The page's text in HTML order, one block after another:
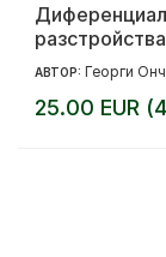
разстройства
АВТОР: Георги
25.00 EUR